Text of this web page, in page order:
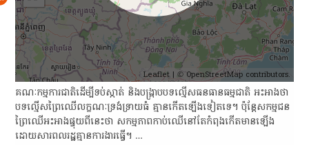
Leaflet | © OpenStreetMapcontributors.
គណៈកម្មការ​ជាតិ​ដើម្បី​ទប់ស្កាត់ និង​បង្ក្រាប​បទល្មើស​ធនធានធម្មជាតិ អះអាង​ថា
បទល្មើស​ព្រៃឈើ​លក្ខណៈ​ទ្រង់ទ្រាយ​ធំ គ្មាន​កើតឡើង​ទៀត​ទេ​។ ប៉ុន្ដែ​សកម្មជន​
ព្រៃឈើ​អះអាង​ផ្ទុយ​ពីនេះ​ថា សកម្មភាព​កាប់​ឈើ​នៅតែ​កំពុង​កើត​មាន​ឡើង
ដោយសារ​ពលរដ្ឋ​គ្មាន​ការងារ​ធ្វើ​។ …